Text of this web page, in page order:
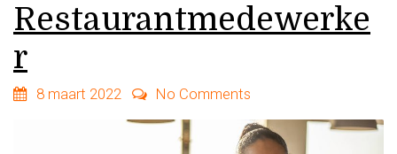
Restaurantmedewerke
r
8 maart 2022 No Comments